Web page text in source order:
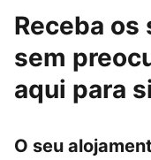
Receba os
sem
aqui para si
O seu